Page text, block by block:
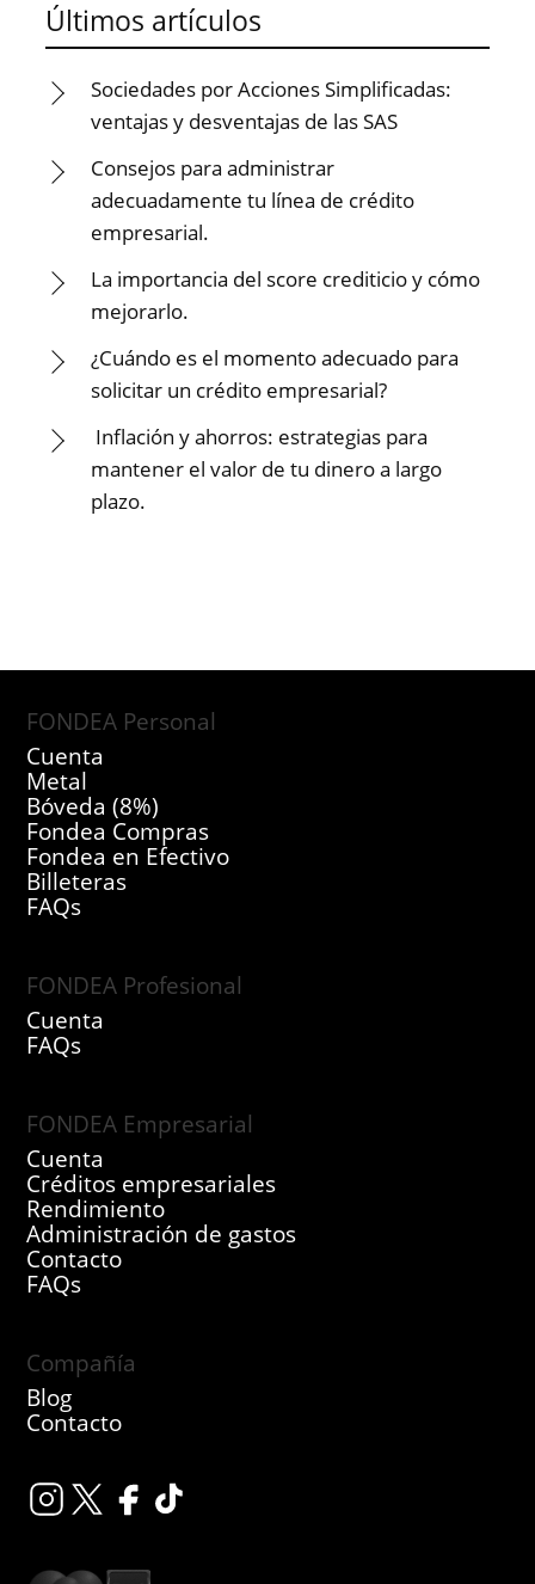
Últimos artículos
Sociedades por Acciones Simplificadas:
ventajas y desventajas de las SAS
Consejos para administrar
adecuadamente tu línea de crédito
empresarial.
La importancia del score crediticio y cómo
mejorarlo.
¿Cuándo es el momento adecuado para
solicitar un crédito empresarial?
Inflación y ahorros: estrategias para
mantener el valor de tu dinero a largo
plazo.
FONDEA Personal
Cuenta
Metal
Bóveda (8%)
Fondea Compras
Fondea en Efectivo
Billeteras
FAQs
FONDEA Profesional
Cuenta
FAQs
FONDEA Empresarial
Cuenta
Créditos empresariales
Rendimiento
Administración de gastos
Contacto
FAQs
Compañía
Blog
Contacto